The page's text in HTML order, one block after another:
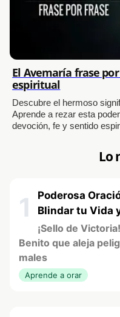
El Avemaría frase
espiritual
Descubre el hermoso
Aprende a rezar esta
devoción, fe y sentido
Lo
1
Poderosa
Blindar tu Vida
¡Sello de
Benito que aleja
males
Aprende a orar